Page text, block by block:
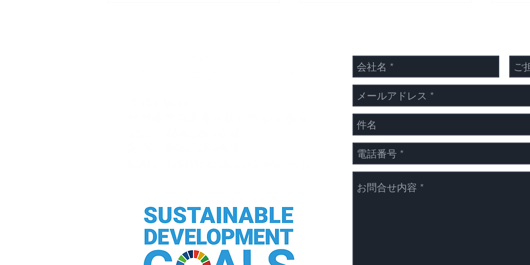
年末年始の休業日のお知らせ